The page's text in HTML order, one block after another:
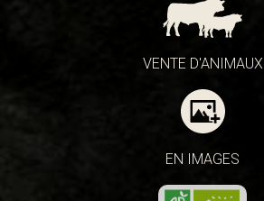
VENTE D'ANIMAUX
EN IMAGES